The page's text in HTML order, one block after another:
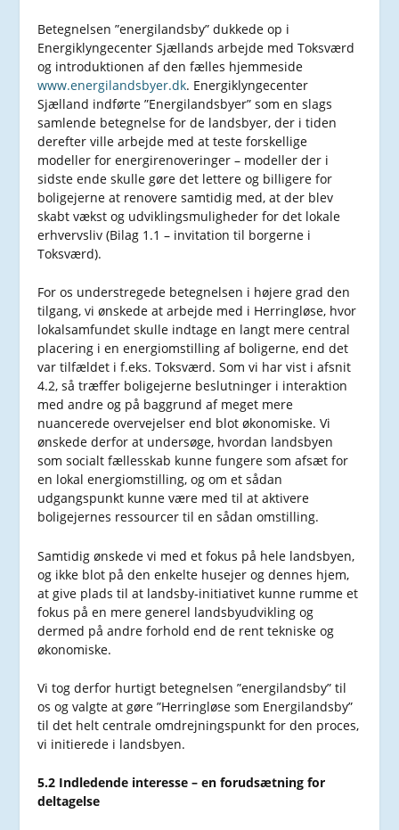
Betegnelsen ”energilandsby” dukkede op i
Energiklyngecenter Sjællands arbejde med Toksværd
og introduktionen af den fælles hjemmeside
www.energilandsbyer.dk. Energiklyngecenter
Sjælland indførte ”Energilandsbyer” som en slags
samlende betegnelse for de landsbyer, der i tiden
derefter ville arbejde med at teste forskellige
modeller for energirenoveringer – modeller der i
sidste ende skulle gøre det lettere og billigere for
boligejerne at renovere samtidig med, at der blev
skabt vækst og udviklingsmuligheder for det lokale
erhvervsliv (Bilag 1.1 – invitation til borgerne i
Toksværd).
For os understregede betegnelsen i højere grad den
tilgang, vi ønskede at arbejde med i Herringløse, hvor
lokalsamfundet skulle indtage en langt mere central
placering i en energiomstilling af boligerne, end det
var tilfældet i f.eks. Toksværd. Som vi har vist i afsnit
4.2, så træffer boligejerne beslutninger i interaktion
med andre og på baggrund af meget mere
nuancerede overvejelser end blot økonomiske. Vi
ønskede derfor at undersøge, hvordan landsbyen
som socialt fællesskab kunne fungere som afsæt for
en lokal energiomstilling, og om et sådan
udgangspunkt kunne være med til at aktivere
boligejernes ressourcer til en sådan omstilling.
Samtidig ønskede vi med et fokus på hele landsbyen,
og ikke blot på den enkelte husejer og dennes hjem,
at give plads til at landsby-initiativet kunne rumme et
fokus på en mere generel landsbyudvikling og
dermed på andre forhold end de rent tekniske og
økonomiske.
Vi tog derfor hurtigt betegnelsen ”energilandsby” til
os og valgte at gøre ”Herringløse som Energilandsby”
til det helt centrale omdrejningspunkt for den proces,
vi initierede i landsbyen.
5.2 Indledende interesse – en forudsætning for
deltagelse